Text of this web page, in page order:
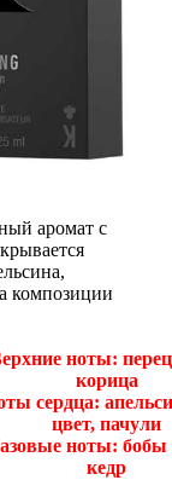
аромат с
композиции
ноты:
корица
сердца:
цвет, пачули
ноты: бобы
кедр